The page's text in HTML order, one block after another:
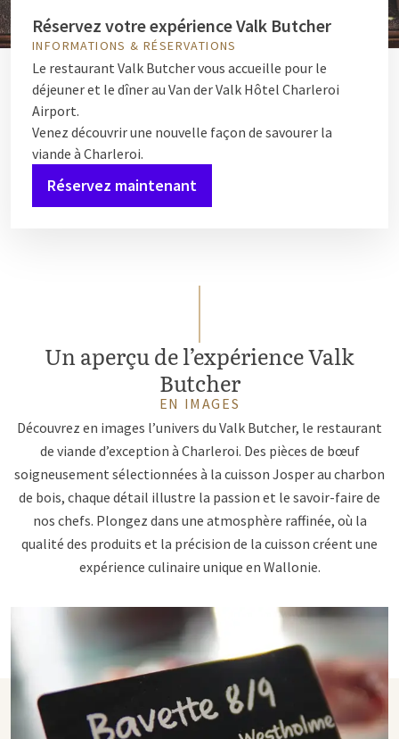
Réservez votre expérience Valk Butcher
INFORMATIONS & RÉSERVATIONS
Le restaurant Valk Butcher vous accueille pour le
déjeuner et le dîner au Van der Valk Hôtel Charleroi
Airport.
Venez découvrir une nouvelle façon de savourer la
viande à Charleroi.
Réservez maintenant
Un aperçu de l’expérience Valk
Butcher
EN IMAGES
Découvrez en images l’univers du Valk Butcher, le restaurant
de viande d’exception à Charleroi. Des pièces de bœuf
soigneusement sélectionnées à la cuisson Josper au charbon
de bois, chaque détail illustre la passion et le savoir-faire de
nos chefs. Plongez dans une atmosphère raffinée, où la
qualité des produits et la précision de la cuisson créent une
expérience culinaire unique en Wallonie.